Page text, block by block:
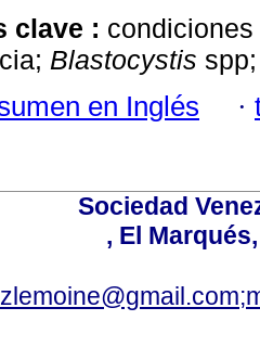
clave :
Blastocystis
en Inglés ·
Sociedad
, El